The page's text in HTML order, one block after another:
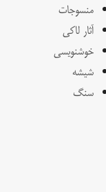
منسوجات
آثار لاکی
خوشنویسی
شیشه
سنگ